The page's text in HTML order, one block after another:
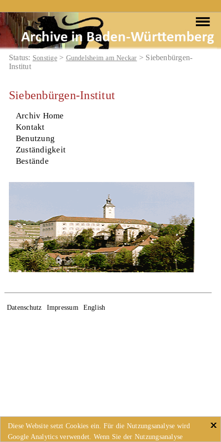
Status: Sonstige> Gundelsheim am Neckar > Siebenbürgen-
Institut
Siebenbürgen-Institut
Archiv Home
Kontakt
Benutzung
Zuständigkeit
Bestände
Datenschutz Impressum English
Diese Website setzt Cookies ein. Für die Nutzungsanalyse wird
Google Analytics verwendet. Wenn Sie der Nutzungsanalyse